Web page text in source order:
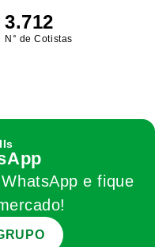
3.712
N° de Cotistas
e fique